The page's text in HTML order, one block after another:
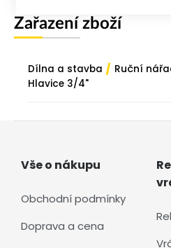
Zařazení zboží
Dílna a stavba / Ruční
Hlavice 3/4"
Vše o nákupu
Obchodní podmínky
Doprava a cena